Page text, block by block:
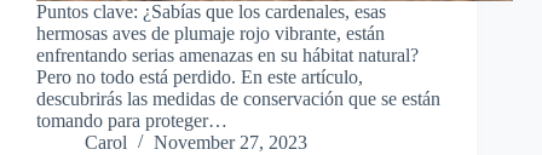
Puntos clave: ¿Sabías que los cardenales, esas
hermosas aves de plumaje rojo vibrante, están
enfrentando serias amenazas en su hábitat natural?
Pero no todo está perdido. En este artículo,
descubrirás las medidas de conservación que se están
tomando para proteger…
Carol
November 27, 2023